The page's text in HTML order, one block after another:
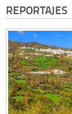
REPORTAJES